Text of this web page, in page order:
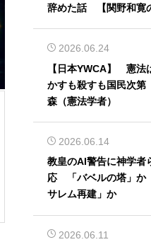
辞めた話 【関野和寛
2026.06.24
【日本YWCA】 憲法
かすも殺すも国民次
森（憲法学者）
2026.06.14
教皇のAI警告に神学者
応 「バベルの塔」か
サレム再建」か
2026.06.11